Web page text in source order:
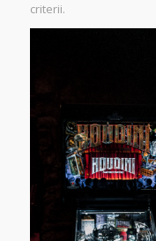
criterii.